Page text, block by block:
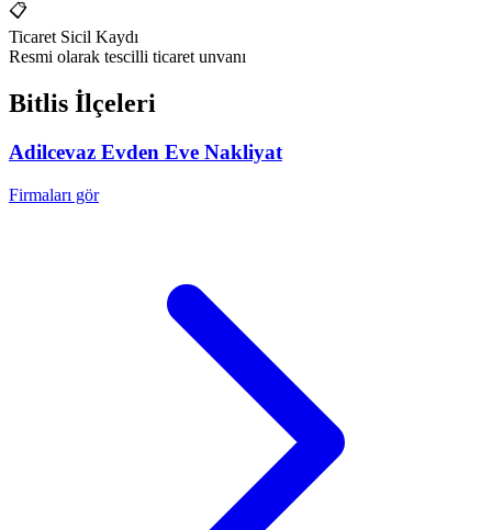
📋
Ticaret Sicil Kaydı
Resmi olarak tescilli ticaret unvanı
Bitlis İlçeleri
Adilcevaz Evden Eve Nakliyat
Firmaları gör